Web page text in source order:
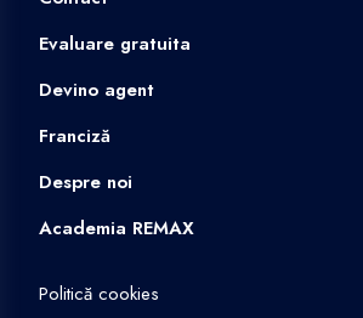
Evaluare gratuita
Devino agent
Franciză
Despre noi
Academia REMAX
Politică cookies